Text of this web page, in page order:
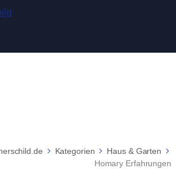
Kategorien
Haus & Garten
Homary Erfahrungen